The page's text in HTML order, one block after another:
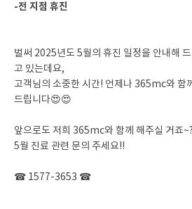
-전 지점 휴진
벌써 2025년도 5월의 휴진 일정을 안내해
고 있는데요,
고객님의 소중한 시간! 언제나 365mc와 함
드립니다😍😍
앞으로도 저희 365mc와 함께 해주실 거죠~?
5월 진료 관련 문의 주세요!!
☎ 1577-3653 ☎